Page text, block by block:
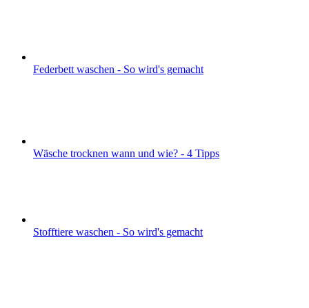
Federbett waschen - So wird's gemacht
Wäsche trocknen wann und wie? - 4 Tipps
Stofftiere waschen - So wird's gemacht